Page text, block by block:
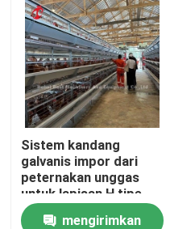
Produk
Sistem Kandang
Sistem Sangkar
Sistem Kandang
Kandang Lapisan
Sistem kandang
galvanis impor dari
peternakan unggas
untuk lapisan H tipe
Doris
mengirimkan